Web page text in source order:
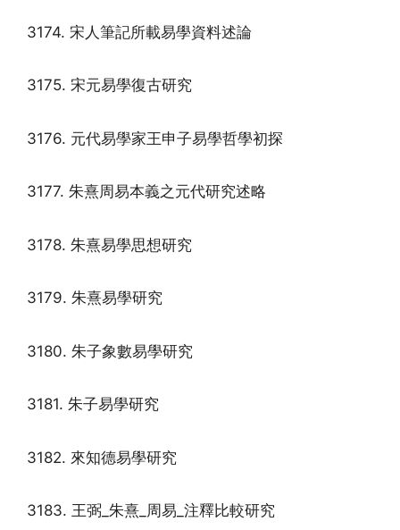
3174. 宋人筆記所載易學資料述論
3175. 宋元易學復古研究
3176. 元代易學家王申子易學哲學初探
3177. 朱熹周易本義之元代研究述略
3178. 朱熹易學思想研究
3179. 朱熹易學研究
3180. 朱子象數易學研究
3181. 朱子易學研究
3182. 來知德易學研究
3183. 王弼_朱熹_周易_注釋比較研究